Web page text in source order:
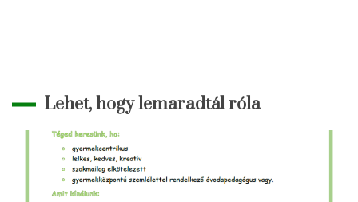
Lehet, hogy lemaradtál róla